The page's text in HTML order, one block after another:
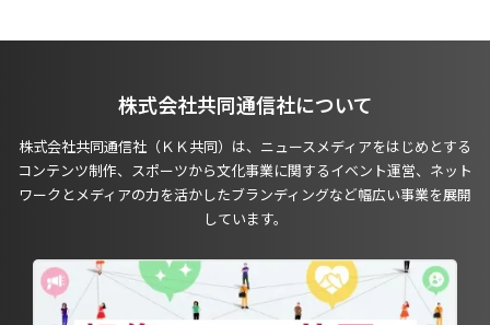
株式会社共同通信社について
株式会社共同通信社（ＫＫ共同）は、ニュースメディアをはじめとする
コンテンツ制作、スポーツから文化事業に関するイベント運営、ネット
ワークとメディアの力を活かしたブランディングなど幅広い事業を展開
しています。